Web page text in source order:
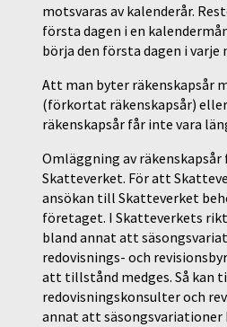
motsvaras av kalenderår.
första dagen i en
börja den första dagen i varje
Att man byter räkenskapsår
(förkortat räkenskapsår)
räkenskapsår får inte vara
Omläggning av
Skatteverket. För att
ansökan till Skatteverket
företaget. I Skatteverkets
bland annat att
redovisnings- och
att tillstånd medges. Så kan
redovisningskonsulter och
annat att säsongsvariationer